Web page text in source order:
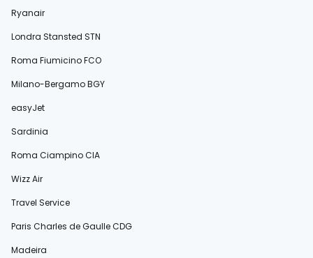
Ryanair
Londra Stansted STN
Roma Fiumicino FCO
Milano-Bergamo BGY
easyJet
Sardinia
Roma Ciampino CIA
Wizz Air
Travel Service
Paris Charles de Gaulle CDG
Madeira